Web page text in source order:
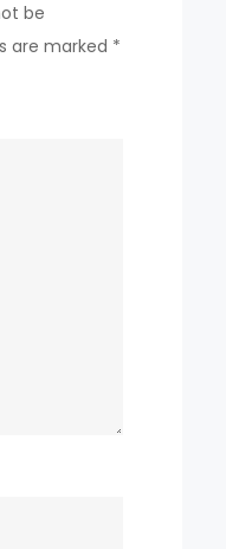
be
are marked *